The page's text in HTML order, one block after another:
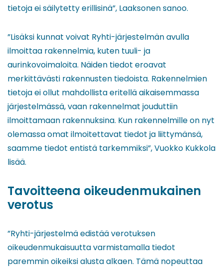
tietoja ei säilytetty erillisinä”, Laaksonen sanoo.
”Lisäksi kunnat voivat Ryhti-järjestelmän avulla
ilmoittaa rakennelmia, kuten tuuli- ja
aurinkovoimaloita. Näiden tiedot eroavat
merkittävästi rakennusten tiedoista. Rakennelmien
tietoja ei ollut mahdollista eritellä aikaisemmassa
järjestelmässä, vaan rakennelmat jouduttiin
ilmoittamaan rakennuksina. Kun rakennelmille on nyt
olemassa omat ilmoitettavat tiedot ja liittymänsä,
saamme tiedot entistä tarkemmiksi”, Vuokko Kukkola
lisää.
Tavoitteena oikeudenmukainen
verotus
”Ryhti-järjestelmä edistää verotuksen
oikeudenmukaisuutta varmistamalla tiedot
paremmin oikeiksi alusta alkaen. Tämä nopeuttaa